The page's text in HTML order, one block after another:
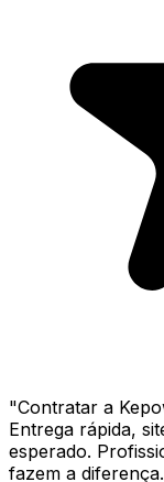
"Contratar a
Entrega rápida,
esperado.
fazem a